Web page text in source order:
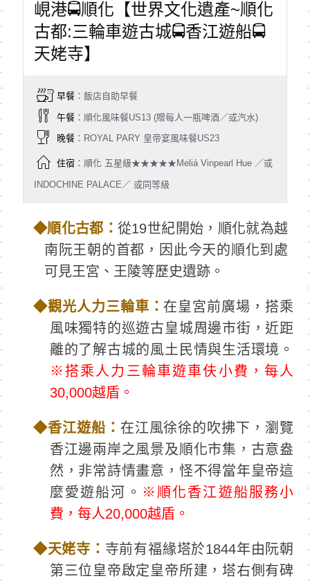
峴港🚍順化【世界文化遺產~順化
古都:三輪車遊古城🚍香江遊船🚍
天姥寺】
早餐：飯店自助早餐
午餐：順化風味餐US13 (贈每人一瓶啤酒／或汽水)
晚餐：ROYAL PARY 皇帝宴風味餐US23
住宿：順化 五星級★★★★★Meliá Vinpearl Hue ／或
INDOCHINE PALACE／ 或同等級
◆順化古都：從19世紀開始，順化就為越
南阮王朝的首都，因此今天的順化到處
可見王宮、王陵等歷史遺跡。
◆觀光人力三輪車： 在皇宮前廣場，搭乘
風味獨特的巡遊古皇城周邊市街，近距
離的了解古城的風土民情與生活環境。
※搭乘人力三輪車遊車伕小費，每人
30,000越盾。
◆香江遊船： 在江風徐徐的吹拂下，瀏覽
香江邊兩岸之風景及順化市集，古意盎
然，非常詩情畫意，怪不得當年皇帝這
麼愛遊船河。 ※順化香江遊船服務小
費，每人20,000越盾。
◆天姥寺： 寺前有福緣塔於1844年由阮朝
第三位皇帝啟定皇帝所建，塔右側有碑